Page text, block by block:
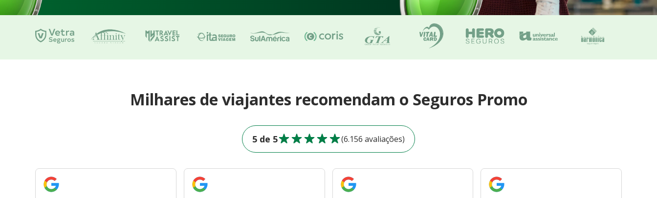
Milhares de viajantes recomendam o Seguros Promo
5 de 5 (6.156 avaliações)